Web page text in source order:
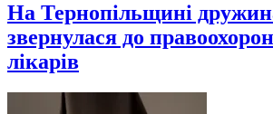
На Тернопільщині
звернулася до
лікарів